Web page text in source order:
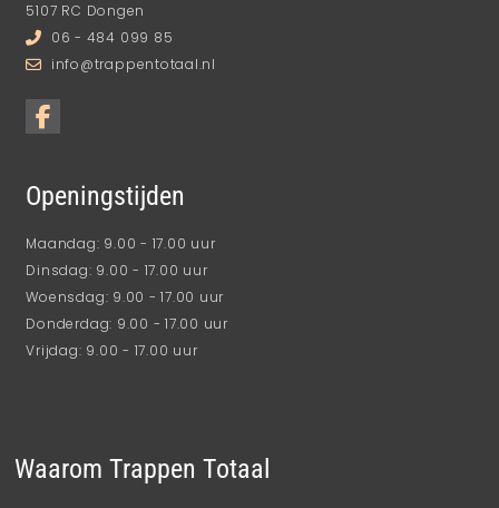
5107 RC Dongen
06 - 484 099 85
info@trappentotaal.nl
Openingstijden
Maandag: 9.00 - 17.00 uur
Dinsdag: 9.00 - 17.00 uur
Woensdag: 9.00 - 17.00 uur
Donderdag: 9.00 - 17.00 uur
Vrijdag: 9.00 - 17.00 uur
Waarom Trappen Totaal